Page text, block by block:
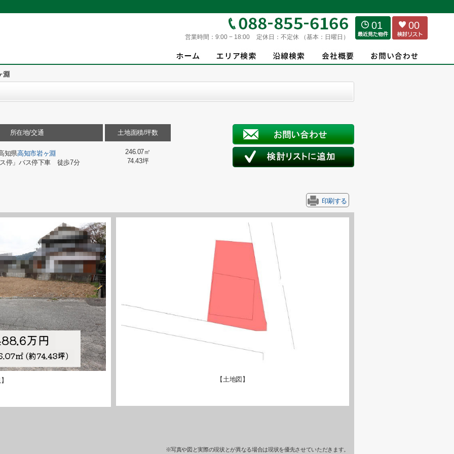
営業時間： 9:00 − 18:00 定休日： 不定休 （基本：日曜日）
01 00
淵
所在地/交通
知県高知市岩ヶ淵
停」バス停下車 徒歩7分
土地面積/坪数
246.07㎡
74.43坪
印刷する
【土地図】
※写真や図と実際の現状とが異なる場合は現状を優先させていただきます。